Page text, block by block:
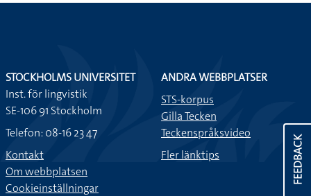
FEEDBACK
STOCKHOLMS UNIVERSITET
Inst. för lingvistik
SE-106 91 Stockholm
Telefon: 08-16 23 47
Kontakt
Om webbplatsen
Cookieinställningar
ANDRA WEBBPLATSER
STS-korpus
Gilla Tecken
Teckenspråksvideo
Fler länktips